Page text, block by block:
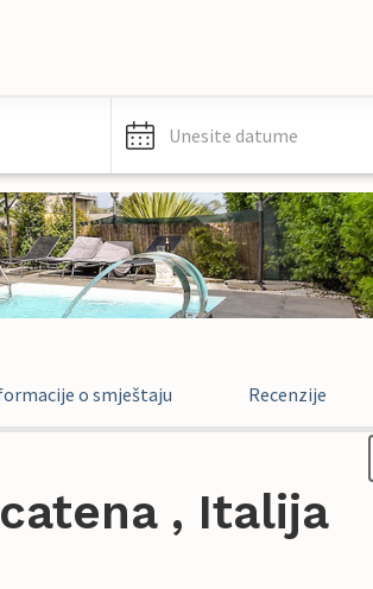
Unesite datume
o smještaju Recenzije
, Italija